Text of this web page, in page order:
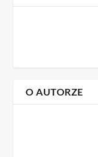
O AUTORZE